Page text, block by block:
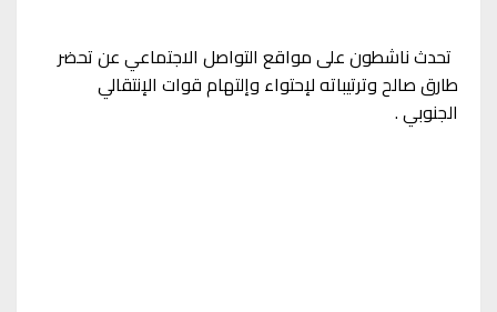
تحدث ناشطون على مواقع التواصل الاجتماعي عن تحضر
طارق صالح وترتيباته لإحتواء وإلتهام قوات الإنتقالي
الجنوبي .